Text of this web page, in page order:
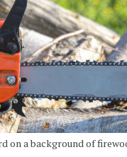
on a background of